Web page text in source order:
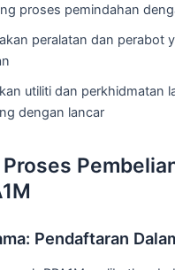
proses pemindahan
peralatan dan perabot
utiliti dan perkhidmatan
dengan lancar
Pendaftaran